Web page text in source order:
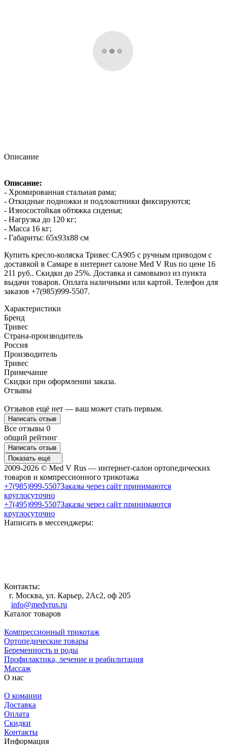
Описание
Описание:
- Хромированная стальная рама;
- Откидные подножки и подлокотники фиксируются;
- Износостойкая обтяжка сиденья;
- Нагрузка до 120 кг;
- Масса 16 кг;
- Габариты: 65х93х88 см
Купить кресло-коляска Тривес CА905 с ручным приводом с
доставкой в Самаре в интернет салоне Med V Rus по цене 16
211 руб.. Скидки до 25%. Доставка и самовывоз из пункта
выдачи товаров. Оплата наличными или картой. Телефон для
заказов +7(985)999-5507.
Характеристики
Бренд
Тривес
Страна-производитель
Россия
Производитель
Тривес
Примечание
Скидки при оформлении заказа.
Отзывы
Отзывов ещё нет — ваш может стать первым.
Написать отзыв
Все отзывы 0
общий рейтинг
Написать отзыв
Показать ещё
2009-2026 © Med V Rus — интернет-салон ортопедических
товаров и компрессионного трикотажа
+7(985)999-5507Заказы через сайт принимаются
круглосуточно
+7(495)999-5507Заказы через сайт принимаются
круглосуточно
Написать в мессенджеры:
Контакты:
г. Москва, ул. Карьер, 2Ас2, оф 205
info@medvrus.ru
Каталог товаров
Компрессионный трикотаж
Ортопедические товары
Беременность и роды
Профилактика, лечение и реабилитация
Массаж
О нас
О комании
Доставка
Оплата
Скидки
Контакты
Информация